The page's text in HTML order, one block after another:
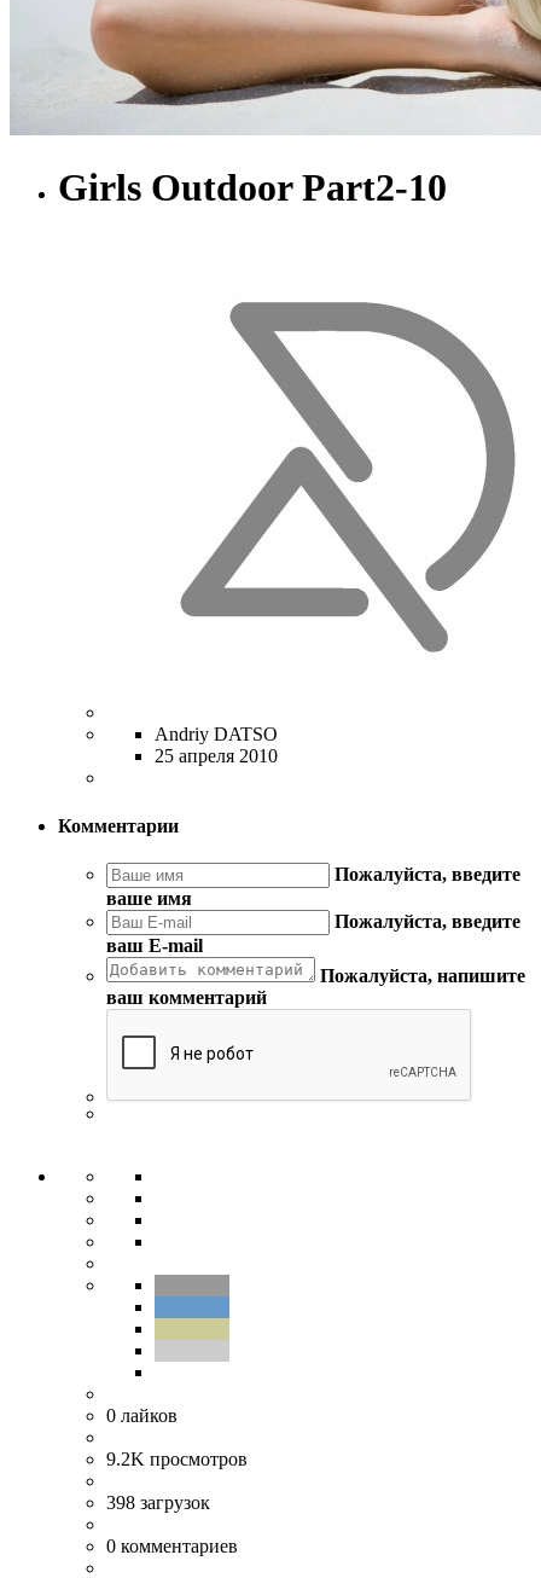
Girls Outdoor Part2-10
Andriy DATSO
25 апреля 2010
Комментарии
Пожалуйста, введите
ваше имя
Пожалуйста, введите
ваш E-mail
Пожалуйста, напишите
ваш комментарий
0 лайков
9.2K просмотров
398 загрузок
0 комментариев